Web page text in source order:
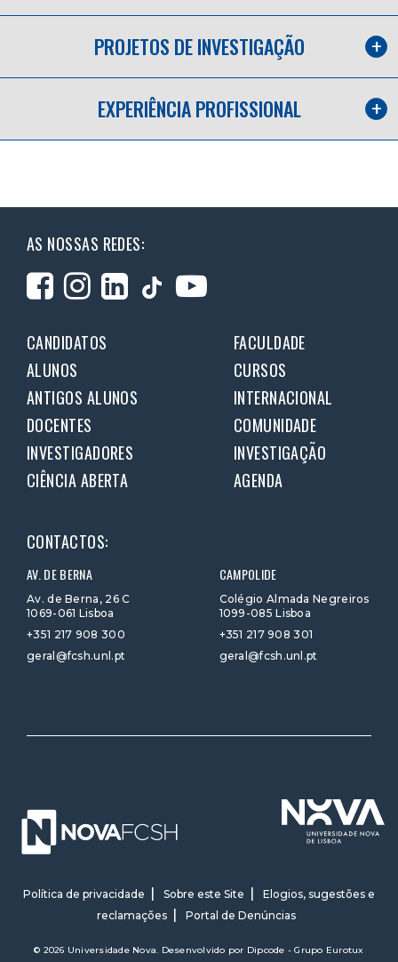
PROJETOS DE INVESTIGAÇÃO
EXPERIÊNCIA PROFISSIONAL
AS NOSSAS REDES:
CANDIDATOS
FACULDADE
ALUNOS
CURSOS
ANTIGOS ALUNOS
INTERNACIONAL
DOCENTES
COMUNIDADE
INVESTIGADORES
INVESTIGAÇÃO
CIÊNCIA ABERTA
AGENDA
CONTACTOS:
AV. DE BERNA
Av. de Berna, 26 C
1069-061 Lisboa
+351 217 908 300
geral@fcsh.unl.pt
CAMPOLIDE
Colégio Almada Negreiros
1099-085 Lisboa
+351 217 908 301
geral@fcsh.unl.pt
Política de privacidade Sobre este Site
Elogios, sugestões e
reclamações
Portal de Denúncias
© 2026 Universidade Nova. Desenvolvido por Dipcode - Grupo Eurotux